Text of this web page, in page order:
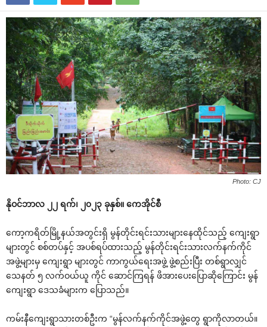
Photo: CJ
နိုဝင်ဘာလ ၂၂ ရက်၊ ၂၀၂၃ ခုနှစ်။ ကေအိုင်စီ
ကော့ကရိတ်မြို့နယ်အတွင်းရှိ မွန်တိုင်းရင်းသားများနေထိုင်သည့် ကျေးရွာ
များတွင် စစ်တပ်နှင့် အပစ်ရပ်ထားသည့် မွန်တိုင်းရင်းသားလက်နက်ကိုင်
အဖွဲ့များမှ ကျေးရွာ များတွင် ကာကွယ်ရေးအဖွဲ့ ဖွဲ့စည်းပြီး တစ်ရွာလျှင်
သေနတ် ၅ လက်ဝယ်ယူ ကိုင် ဆောင်ကြရန် ဖိအားပေးပြောဆိုကြောင်း မွန်
ကျေးရွာ ဒေသခံများက ပြောသည်။
ကမ်းနီကျေးရွာသားတစ်ဦးက “မွန်လက်နက်ကိုင်အဖွဲ့တွေ ရွာကိုလာတယ်။